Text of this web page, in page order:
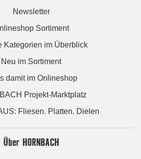
Newsletter
Sortiment
Kategorien im Überblick
Neu im Sortiment
damit im Onlineshop
Projekt-Marktplatz
Fliesen. Platten. Dielen
Über HORNBACH